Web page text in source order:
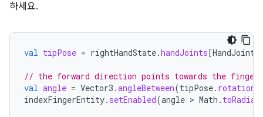
하세요.
val tipPose = rightHandState.handJoints [
// the forward direction points towards the
val angle = Vector3 .angleBetween(tipPose. rotation
indexFingerEntity. setEnabled(angle > Math .